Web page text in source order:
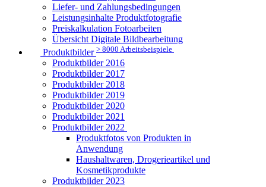
Liefer- und Zahlungsbedingungen
Leistungsinhalte Produktfotografie
Preiskalkulation Fotoarbeiten
Übersicht Digitale Bildbearbeitung
Produktbilder > 8000 Arbeitsbeispiele
Produktbilder 2016
Produktbilder 2017
Produktbilder 2018
Produktbilder 2019
Produktbilder 2020
Produktbilder 2021
Produktbilder 2022
Produktfotos von Produkten in
Anwendung
Haushaltwaren, Drogerieartikel und
Kosmetikprodukte
Produktbilder 2023